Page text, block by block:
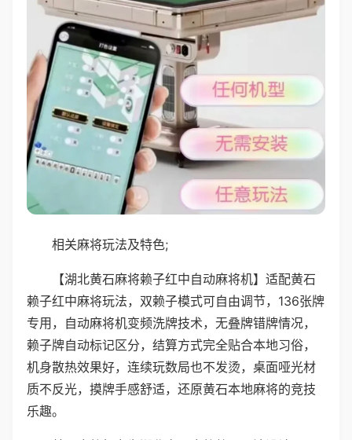
相关麻将玩法及特色;
【湖北黄石麻将赖子红中自动麻将机】适配黄石
赖子红中麻将玩法，双赖子模式可自由调节，136张牌
专用，自动麻将机变频洗牌技术，无叠牌错牌情况，
赖子牌自动标记区分，结算方式完全贴合本地习俗，
机身散热效果好，连续玩数局也不发烫，桌面哑光材
质不反光，摸牌手感舒适，还原黄石本地麻将的竞技
乐趣。